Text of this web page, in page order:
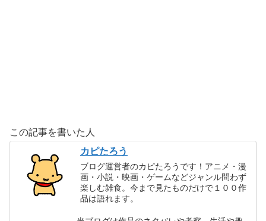
この記事を書いた人
カピたろう
ブログ運営者のカピたろうです！アニメ・漫
画・小説・映画・ゲームなどジャンル問わず
楽しむ雑食。今まで見たものだけで１００作
品は語れます。